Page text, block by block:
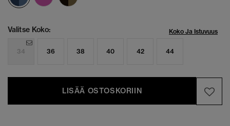
Valitse Koko: Koko Ja Istuvuus
34 36 38 40 42 44
LISÄÄ OSTOSKORIIN